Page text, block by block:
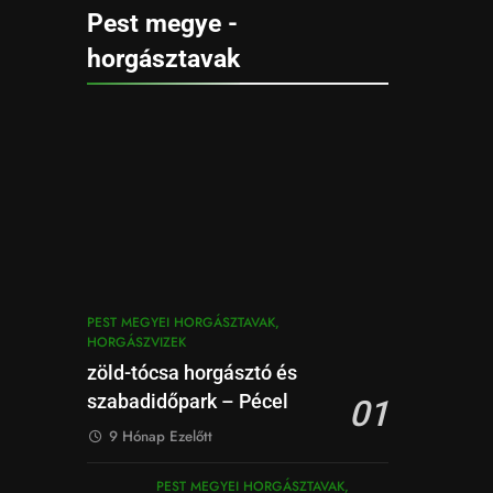
Pest megye -
horgásztavak
PEST MEGYEI HORGÁSZTAVAK,
HORGÁSZVIZEK
zöld-tócsa horgásztó és
szabadidőpark – Pécel
01
9 Hónap Ezelőtt
PEST MEGYEI HORGÁSZTAVAK,